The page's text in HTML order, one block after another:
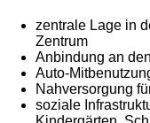
zentrale Lage in
Zentrum
Anbindung an
Auto-
Nahversorgung
soziale